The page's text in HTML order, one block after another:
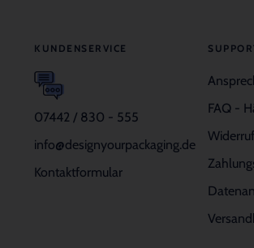
KUNDENSERVICE
07442 / 830 - 555
info@designyourpackaging.de
Kontaktformular
FAQ -
Widerruf